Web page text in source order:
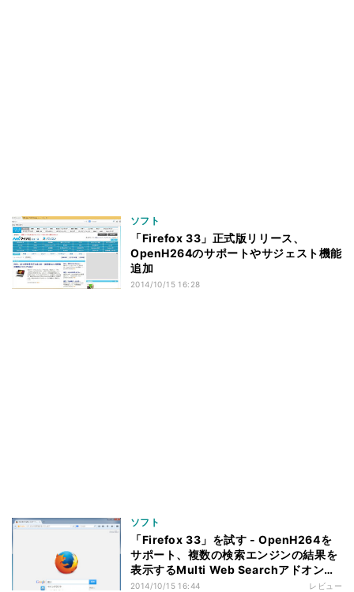
ソフト
「Firefox 33」正式版リリース、
OpenH264のサポートやサジェスト機能
追加
2014/10/15 16:28
ソフト
「Firefox 33」を試す - OpenH264を
サポート、複数の検索エンジンの結果を
表示するMulti Web Searchアドオンも
紹介
2014/10/15 16:44 レビュー